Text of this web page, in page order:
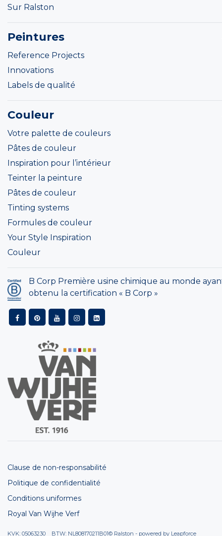
Sur Ralston
Peintures
Reference Projects
Innovations
Labels de qualité
Couleur
Votre palette de couleurs
Pâtes de couleur
Inspiration pour l’intérieur
Teinter la peinture
Pâtes de couleur
Tinting systems
Formules de couleur
Your Style Inspiration
Couleur
B Corp Première usine chimique au monde
obtenu la certification « B Corp »
Clause de non-responsabilité
Politique de confidentialité
Conditions uniformes
Royal Van Wijhe Verf
KVK: 05063230 BTW: NL808170211B01© Ralston - powered by Leapforce